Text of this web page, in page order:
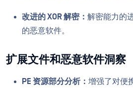
改进的 XOR 解密： 解密能力的
的恶意软件。
扩展文件和恶意软件洞察
PE 资源部分分析： 增强了对便